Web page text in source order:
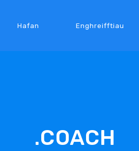
Hafan Enghreifftiau
.COACH